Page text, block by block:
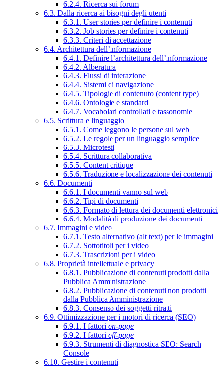
6.2.4. Ricerca sui forum
6.3. Dalla ricerca ai bisogni degli utenti
6.3.1. User stories per definire i contenuti
6.3.2. Job stories per definire i contenuti
6.3.3. Criteri di accettazione
6.4. Architettura dell’informazione
6.4.1. Definire l’architettura dell’informazione
6.4.2. Alberatura
6.4.3. Flussi di interazione
6.4.4. Sistemi di navigazione
6.4.5. Tipologie di contenuto (content type)
6.4.6. Ontologie e standard
6.4.7. Vocabolari controllati e tassonomie
6.5. Scrittura e linguaggio
6.5.1. Come leggono le persone sul web
6.5.2. Le regole per un linguaggio semplice
6.5.3. Microtesti
6.5.4. Scrittura collaborativa
6.5.5. Content critique
6.5.6. Traduzione e localizzazione dei contenuti
6.6. Documenti
6.6.1. I documenti vanno sul web
6.6.2. Tipi di documenti
6.6.3. Formato di lettura dei documenti elettronici
6.6.4. Modalità di produzione dei documenti
6.7. Immagini e video
6.7.1. Testo alternativo (alt text) per le immagini
6.7.2. Sottotitoli per i video
6.7.3. Trascrizioni per i video
6.8. Proprietà intellettuale e privacy
6.8.1. Pubblicazione di contenuti prodotti dalla
Pubblica Amministrazione
6.8.2. Pubblicazione di contenuti non prodotti
dalla Pubblica Amministrazione
6.8.3. Consenso dei soggetti ritratti
6.9. Ottimizzazione per i motori di ricerca (SEO)
6.9.1. I fattori on-page
6.9.2. I fattori off-page
6.9.3. Strumenti di diagnostica SEO: Search
Console
6.10. Gestire i contenuti